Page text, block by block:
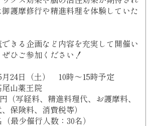
護摩修行や精進料理を体験していた
きる企画など内容を充実して開催い
ひご参加ください！
月24日（土） 10時～15時予定
山薬王院
（写経料、精進料理代、お護摩料、
保険料、消費税等）
最少催行人数：30名）